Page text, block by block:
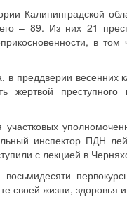
Калининградской
– 89. Из них 21
в
преддверии весенних
жертвой
инспектор ПДН
с лекцией в
своей жизни, здоровья